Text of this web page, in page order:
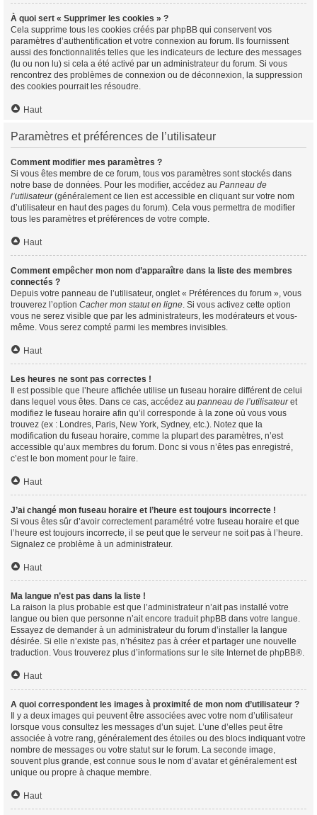
À quoi sert « Supprimer les cookies » ?
Cela supprime tous les cookies créés par phpBB qui conservent vos
paramètres d’authentification et votre connexion au forum. Ils fournissent
aussi des fonctionnalités telles que les indicateurs de lecture des messages
(lu ou non lu) si cela a été activé par un administrateur du forum. Si vous
rencontrez des problèmes de connexion ou de déconnexion, la suppression
des cookies pourrait les résoudre.
Haut
Paramètres et préférences de l’utilisateur
Comment modifier mes paramètres ?
Si vous êtes membre de ce forum, tous vos paramètres sont stockés dans
notre base de données. Pour les modifier, accédez au Panneau de
l’utilisateur(généralement ce lien est accessible en cliquant sur votre nom
d’utilisateur en haut des pages du forum). Cela vous permettra de modifier
tous les paramètres et préférences de votre compte.
Haut
Comment empêcher mon nom d’apparaître dans la liste des membres
connectés ?
Depuis votre panneau de l’utilisateur, onglet « Préférences du forum », vous
trouverez l’option Cacher mon statut en ligne. Si vous activez cette option
vous ne serez visible que par les administrateurs, les modérateurs et vous-
même. Vous serez compté parmi les membres invisibles.
Haut
Les heures ne sont pas correctes !
Il est possible que l’heure affichée utilise un fuseau horaire différent de celui
dans lequel vous êtes. Dans ce cas, accédez au panneau de l’utilisateuret
modifiez le fuseau horaire afin qu’il corresponde à la zone où vous vous
trouvez (ex : Londres, Paris, New York, Sydney, etc.). Notez que la
modification du fuseau horaire, comme la plupart des paramètres, n’est
accessible qu’aux membres du forum. Donc si vous n’êtes pas enregistré,
c’est le bon moment pour le faire.
Haut
J’ai changé mon fuseau horaire et l’heure est toujours incorrecte !
Si vous êtes sûr d’avoir correctement paramétré votre fuseau horaire et que
l’heure est toujours incorrecte, il se peut que le serveur ne soit pas à l’heure.
Signalez ce problème à un administrateur.
Haut
Ma langue n’est pas dans la liste !
La raison la plus probable est que l’administrateur n’ait pas installé votre
langue ou bien que personne n’ait encore traduit phpBB dans votre langue.
Essayez de demander à un administrateur du forum d’installer la langue
désirée. Si elle n’existe pas, n’hésitez pas à créer et partager une nouvelle
traduction. Vous trouverez plus d’informations sur le site Internet de phpBB®.
Haut
A quoi correspondent les images à proximité de mon nom d’utilisateur ?
Il y a deux images qui peuvent être associées avec votre nom d’utilisateur
lorsque vous consultez les messages d’un sujet. L’une d’elles peut être
associée à votre rang, généralement des étoiles ou des blocs indiquant votre
nombre de messages ou votre statut sur le forum. La seconde image,
souvent plus grande, est connue sous le nom d’avatar et généralement est
unique ou propre à chaque membre.
Haut